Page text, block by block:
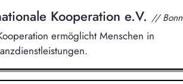
Kooperation e.V. // Bonn
ermöglicht Menschen in